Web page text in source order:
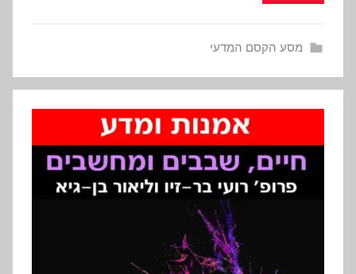
מסע הקסם המדעי